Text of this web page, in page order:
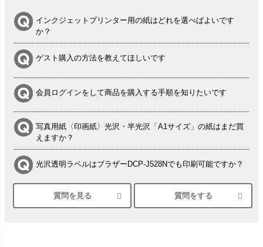
インクジェットプリンター用の紙はどれを選べばよいです
か？
ゲスト購入の方法を教えてほしいです
会員ログインをして商品を購入する手順を知りたいです
写真用紙〈印画紙〉光沢・半光沢「A1サイズ」の紙はまだ買
えますか？
光沢透明ラベルはブラザーDCP-J528Nでも印刷可能ですか？
シルバーペーパーにEPSON EP-30VAで印刷するときの設定
は？
質問を見る 質問をする